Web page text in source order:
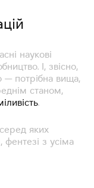
наукові
І, звісно,
— потрібна вища,
станом,
.
яких
з усіма